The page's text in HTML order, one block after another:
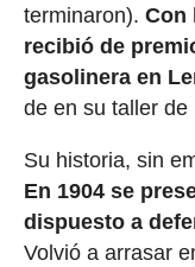
terminaron). Con
recibió de
gasolinera en
de en su taller
Su historia, sin
En 1904 se
dispuesto a
Volvió a arrasar